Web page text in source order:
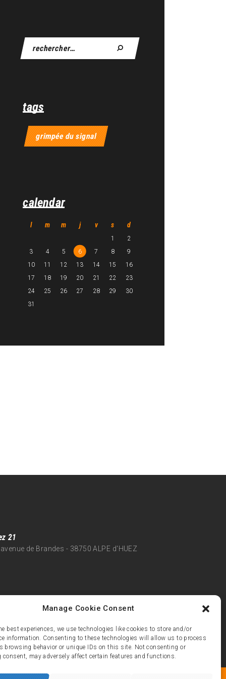
Manage Cookie Consent
best experiences, we use technologies like cookies to store and/or
information. Consenting to these technologies will allow us to process
browsing behavior or unique IDs on this site. Not consenting or
may adversely affect certain features and functions.
tags
grimpée du signal
calendar
l m m j v s d
1
2
3
4 5 6 7 8
9
10
11 12 13 14 15
16
17
18 19 20 21 22
23
24
25 26 27 28 29
30
31
21
de Brandes - 38750 ALPE d'HUEZ